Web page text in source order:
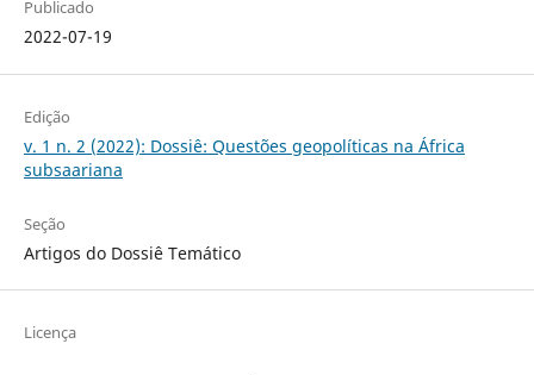
Publicado
2022-07-19
Edição
v. 1 n. 2 (2022): Dossiê: Questões geopolíticas na África
subsaariana
Seção
Artigos do Dossiê Temático
Licença